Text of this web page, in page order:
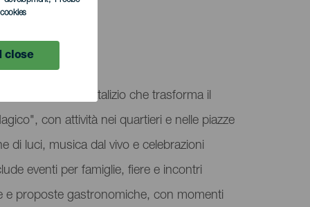
close
programma natalizio che trasforma il
con attività nei quartieri e nelle piazze
di luci, musica dal vivo e celebrazioni
eventi per famiglie, fiere e incontri
e proposte gastronomiche, con momenti